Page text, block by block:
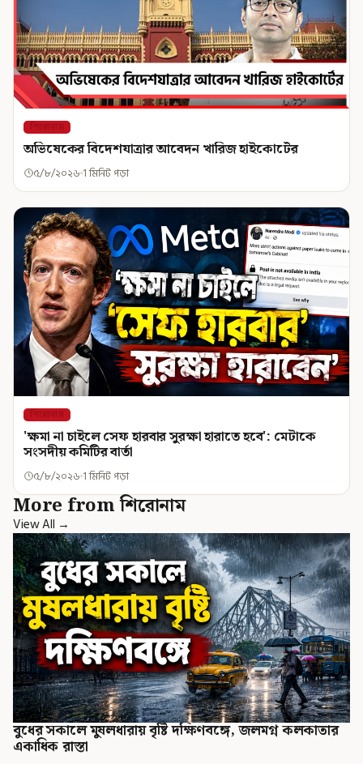
শিরোনাম
অভিষেকের বিদেশযাত্রার আবেদন খারিজ হাইকোর্টের
৫/৮/২০২৬ 1 মিনিট পড়া
শিরোনাম
'ক্ষমা না চাইলে সেফ হারবার সুরক্ষা হারাতে হবে': মেটাকে
সংসদীয় কমিটির বার্তা
৫/৮/২০২৬ 1 মিনিট পড়া
More from শিরোনাম
View All →
বুধের সকালে মুষলধারায় বৃষ্টি দক্ষিণবঙ্গে, জলমগ্ন কলকাতার
একাধিক রাস্তা